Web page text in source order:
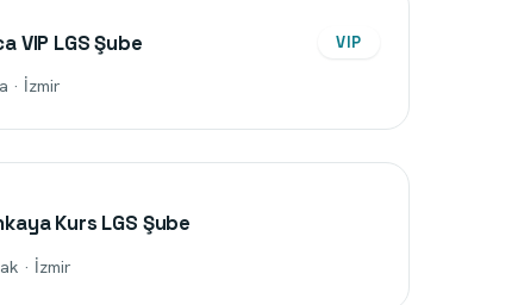
VIP LGS Şube VIP
· İzmir
Kurs LGS Şube
· İzmir